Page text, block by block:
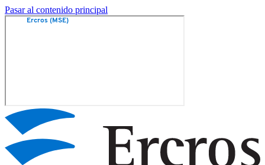
Pasar al contenido principal